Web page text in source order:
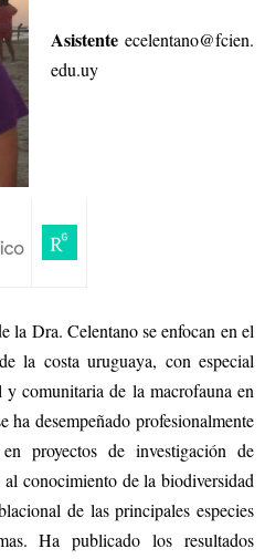
Asistente ecelentano@fcien.
edu.uy
la Dra. Celentano se enfocan en el
la costa uruguaya, con especial
comunitaria de la macrofauna en
desempeñado profesionalmente
proyectos de investigación de
conocimiento de la biodiversidad
de las principales especies
Ha publicado los resultados